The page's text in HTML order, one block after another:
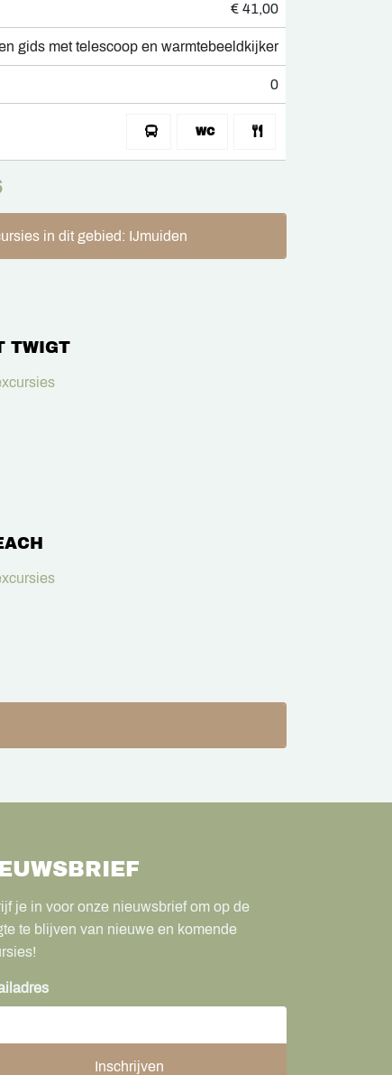
€ 41,00
gids met telescoop en warmtebeeldkijker
0
in dit gebied: IJmuiden
TWIGT
je in voor onze nieuwsbrief om op de
te blijven van nieuwe en komende